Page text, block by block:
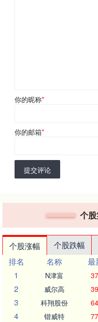
你的昵称*
你的邮箱*
提交评论
个
个股涨幅 个股跌幅
排名
名称 最
1
N津富
2 威尔高
3 科翔股份
4 锴威特